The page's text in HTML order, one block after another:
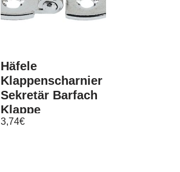
Häfele
Klappenscharnier
Sekretär Barfach
Klappe
Öffnungswinkel
3,74€